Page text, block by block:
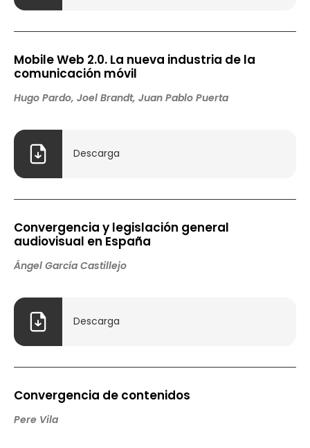
Mobile Web 2.0. La nueva industria de la
comunicación móvil
Hugo Pardo, Joel Brandt, Juan Pablo Puerta
Descarga
Convergencia y legislación general
audiovisual en España
Ángel García Castillejo
Descarga
Convergencia de contenidos
Pere Vila